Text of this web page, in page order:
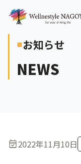
crop_square お知らせ
NEWS
event_available2022年11月10日